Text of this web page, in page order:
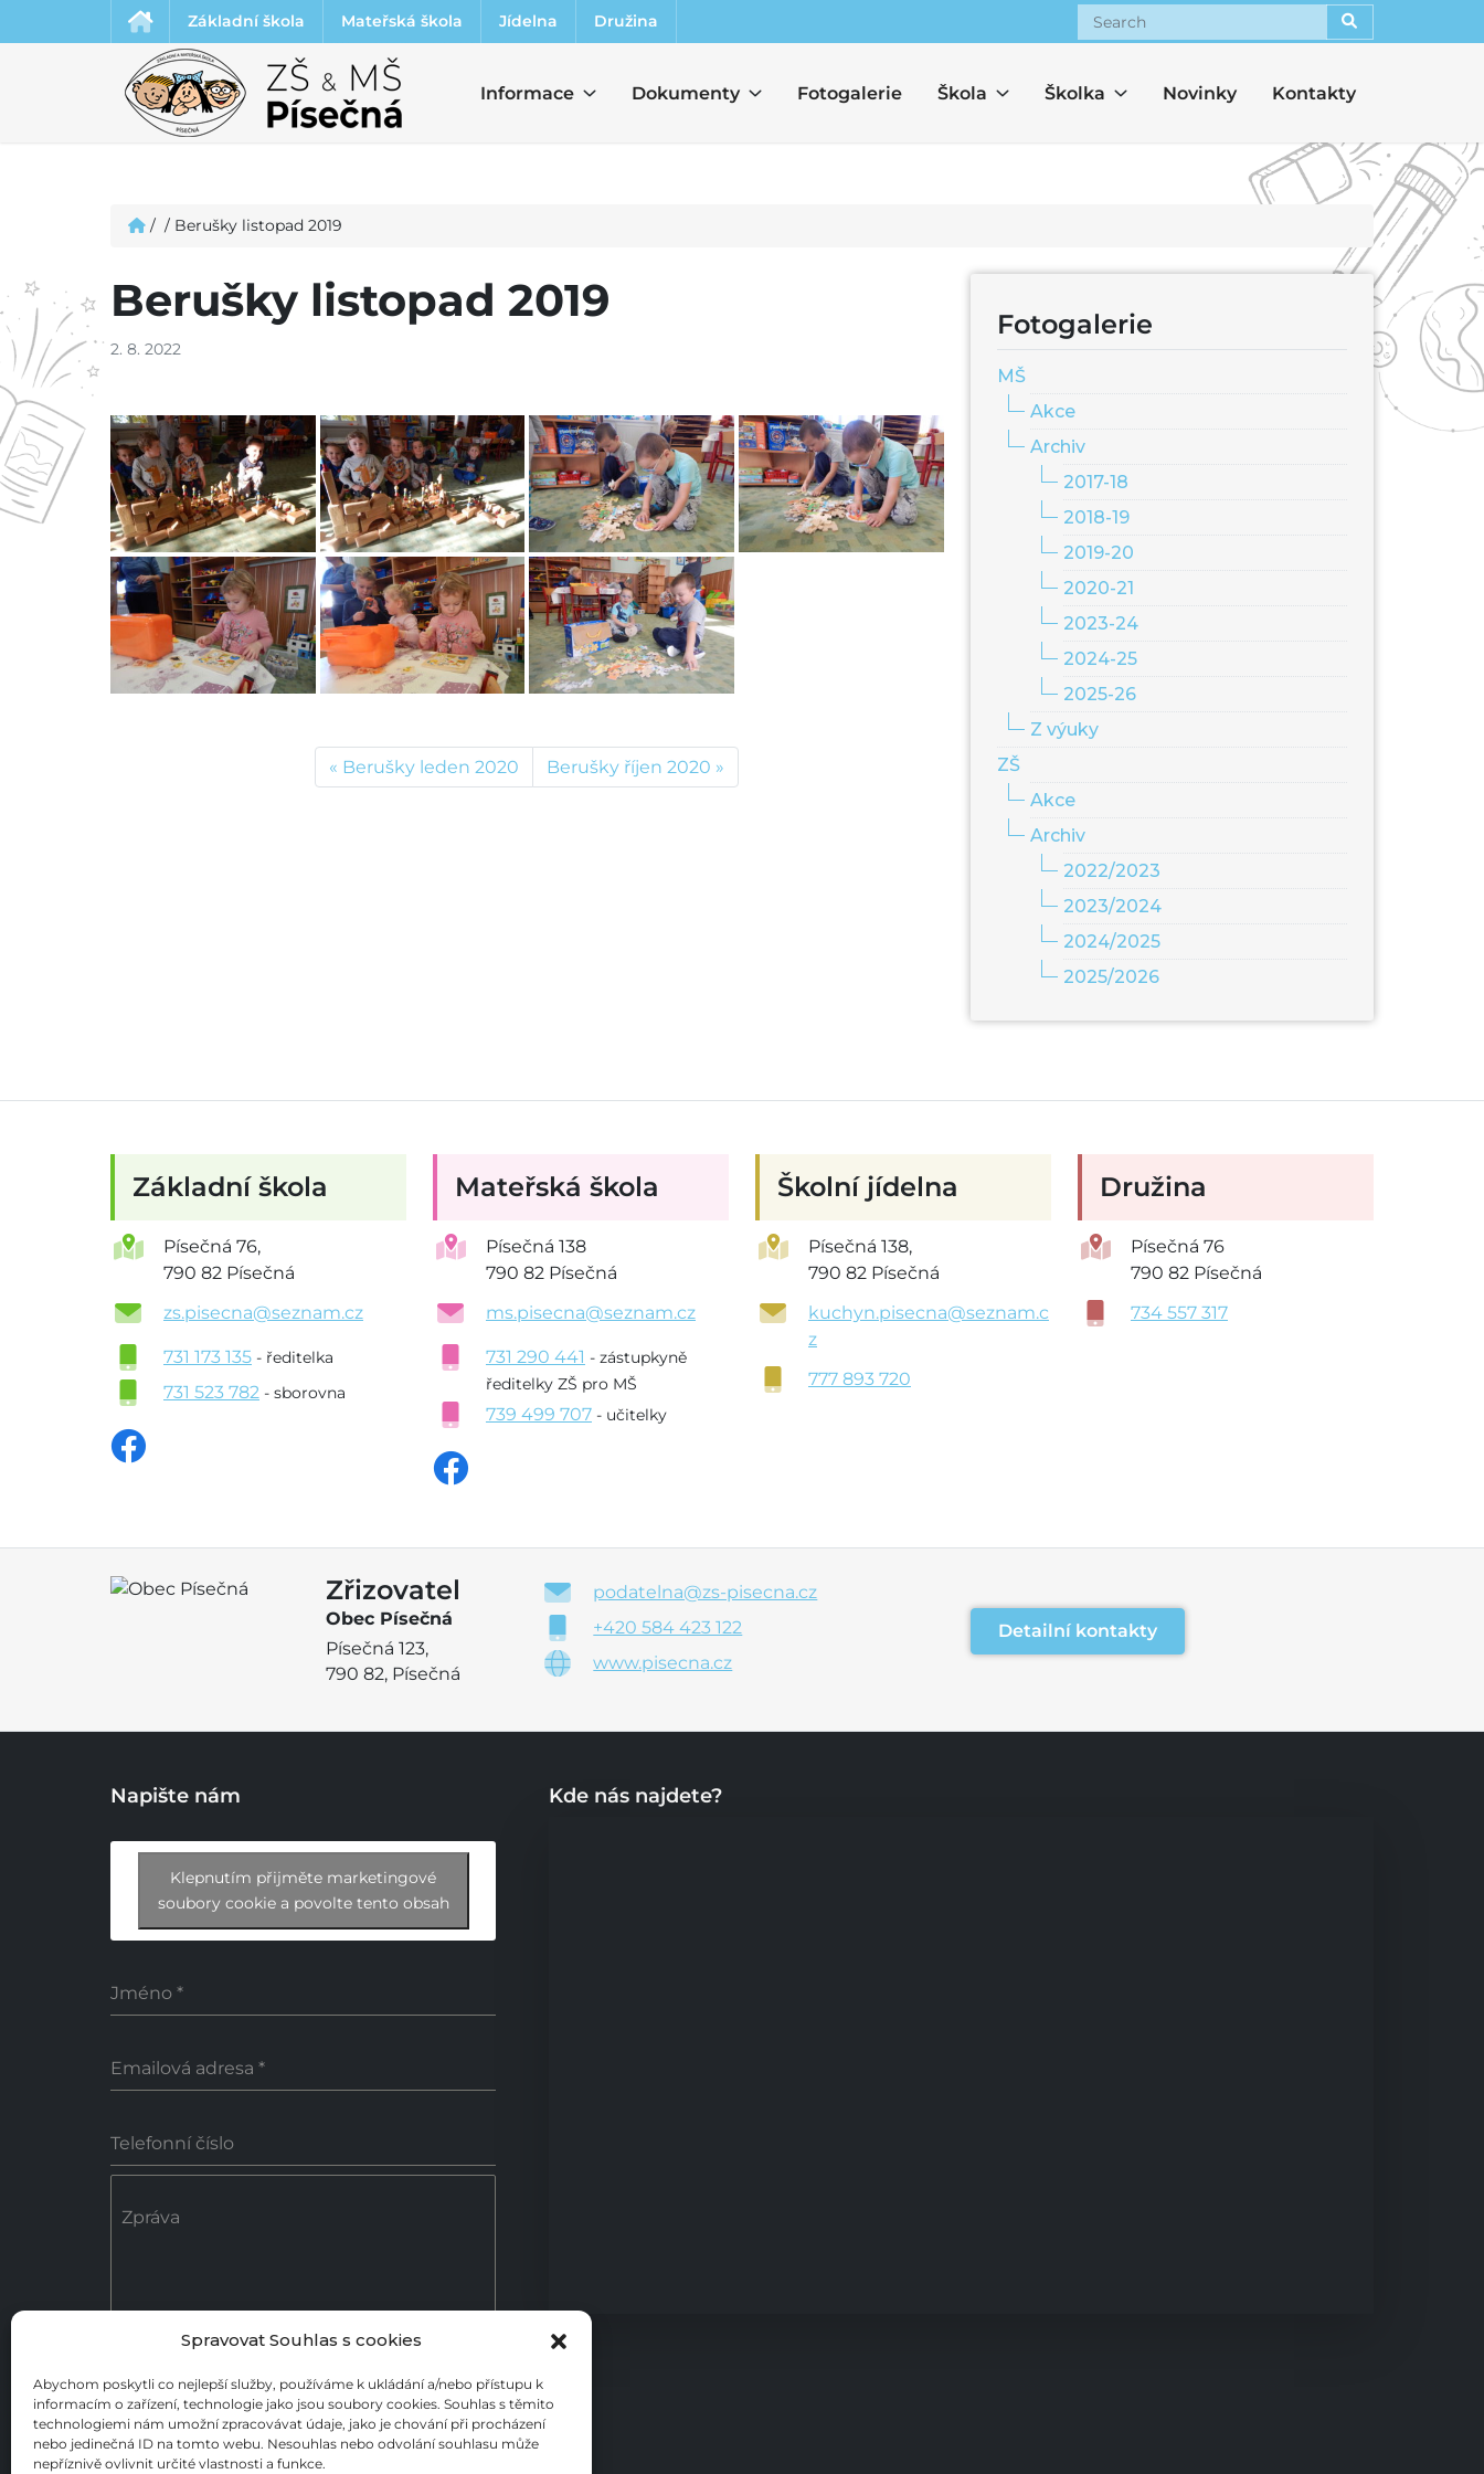
Spravovat Souhlas s cookies
Abychom poskytli co nejlepší služby, používáme k ukládání a/nebo přístupu k
informacím o zařízení, technologie jako jsou soubory cookies. Souhlas s těmito
technologiemi nám umožní zpracovávat údaje, jako je chování při procházení
nebo jedinečná ID na tomto webu. Nesouhlas nebo odvolání souhlasu může
nepříznivě ovlivnit určité vlastnosti a funkce.
Základní škola Mateřská škola Jídelna
Družina
Search
Informace Dokumenty Fotogalerie Škola Školka Novinky Kontakty
/ / Berušky listopad 2019
Berušky listopad 2019
2. 8. 2022
Berušky leden 2020 Berušky říjen 2020
Fotogalerie
MŠ
Akce
Archiv
2017-18
2018-19
2019-20
2020-21
2023-24
2024-25
2025-26
Z výuky
ZŠ
Akce
Archiv
2022/2023
2023/2024
2024/2025
2025/2026
Základní škola
Písečná 76,
790 82 Písečná
zs.pisecna@seznam.cz
731 173 135 - ředitelka
731 523 782 - sborovna
Mateřská škola
Písečná 138
790 82 Písečná
ms.pisecna@seznam.cz
731 290 441 - zástupkyně
ředitelky ZŠ pro MŠ
739 499 707 - učitelky
Školní jídelna
Písečná 138,
790 82 Písečná
kuchyn.pisecna@seznam.c
z
777 893 720
Družina
Písečná 76
790 82 Písečná
734 557 317
Zřizovatel
Obec Písečná
Písečná 123,
790 82, Písečná
podatelna@zs-pisecna.cz
+420 584 423 122
www.pisecna.cz
Detailní kontakty
Napište nám
Klepnutím přijměte marketingové
soubory cookie a povolte tento obsah
Jméno *
Emailová adresa *
Telefonní číslo
Zpráva
Poslat zprávu
Kde nás najdete?